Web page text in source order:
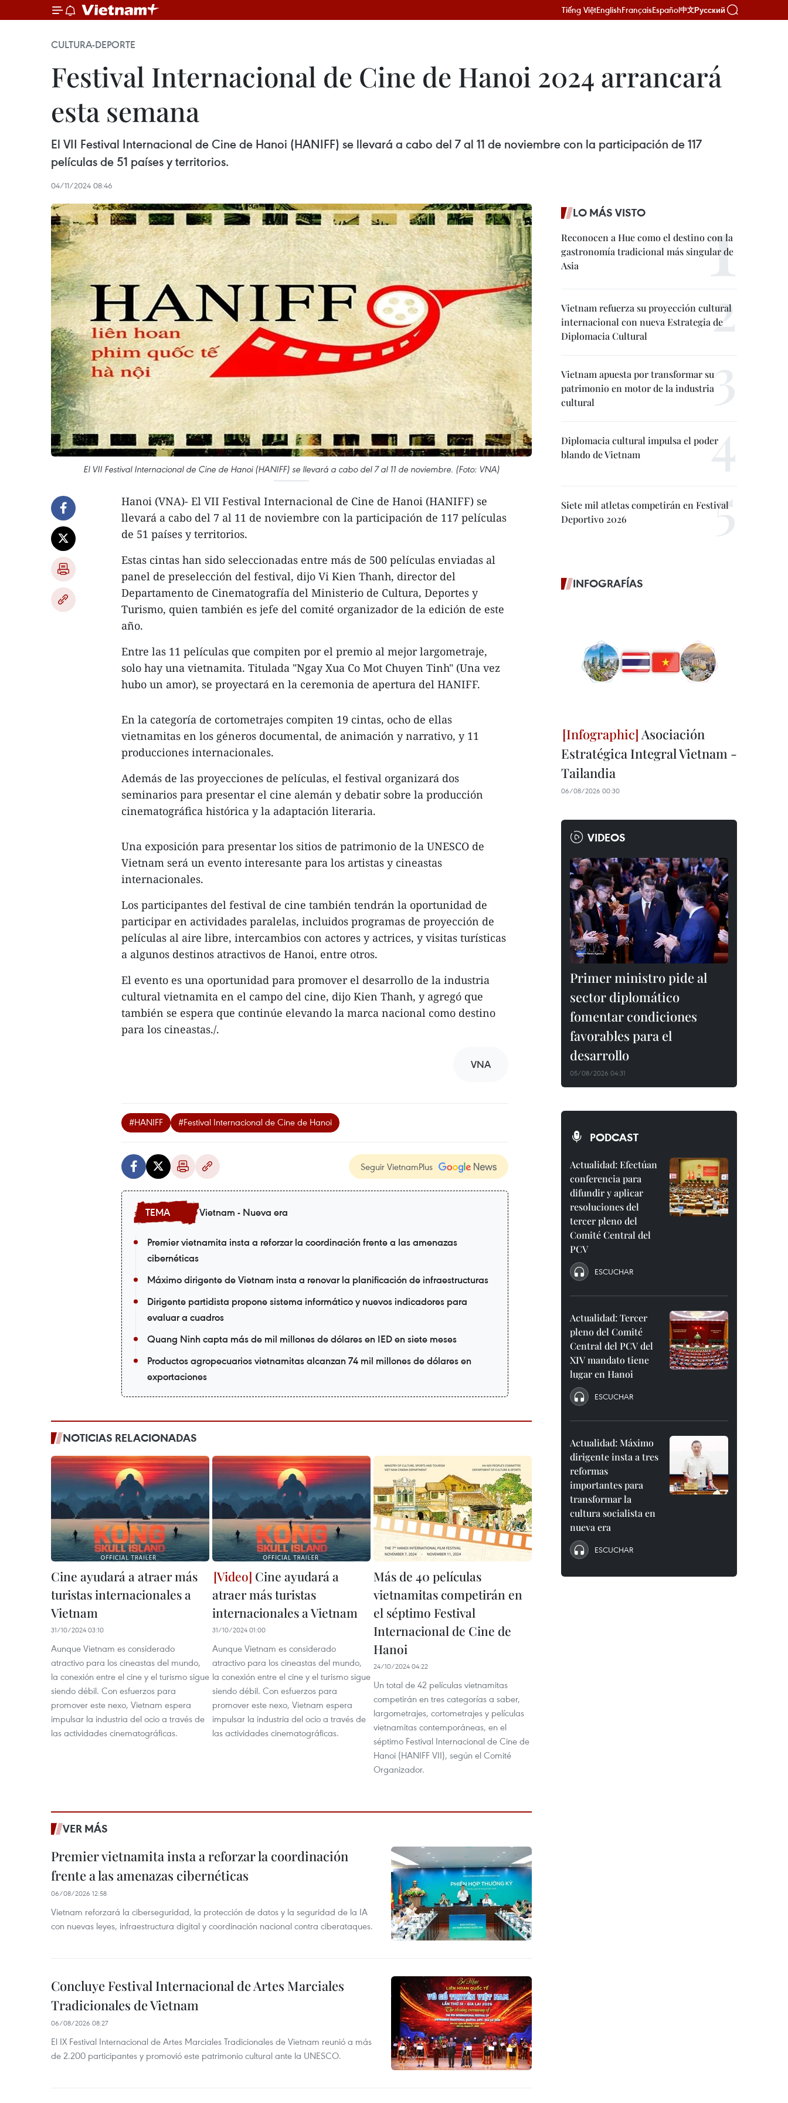
Tiếng ViệtEnglishFrançaisEspañol中文Русский
CULTURA-DEPORTE
Festival Internacional de Cine de Hanoi 2024 arrancará
esta semana
El VII Festival Internacional de Cine de Hanoi (HANIFF) se llevará a cabo del 7 al 11 de noviembre con la participación de 117
películas de 51 países y territorios.
04/11/2024 08:46
El VII Festival Internacional de Cine de Hanoi (HANIFF) se llevará a cabo del 7 al 11 de noviembre. (Foto: VNA)
Hanoi (VNA)- El VII Festival Internacional de Cine de Hanoi (HANIFF) se
llevará a cabo del 7 al 11 de noviembre con la participación de 117 películas
de 51 países y territorios.
Estas cintas han sido seleccionadas entre más de 500 películas enviadas al
panel de preselección del festival, dijo Vi Kien Thanh, director del
Departamento de Cinematografía del Ministerio de Cultura, Deportes y
Turismo, quien también es jefe del comité organizador de la edición de este
año.
Entre las 11 películas que compiten por el premio al mejor largometraje,
solo hay una vietnamita. Titulada "Ngay Xua Co Mot Chuyen Tinh" (Una vez
hubo un amor), se proyectará en la ceremonia de apertura del HANIFF.
En la categoría de cortometrajes compiten 19 cintas, ocho de ellas
vietnamitas en los géneros documental, de animación y narrativo, y 11
producciones internacionales.
Además de las proyecciones de películas, el festival organizará dos
seminarios para presentar el cine alemán y debatir sobre la producción
cinematográfica histórica y la adaptación literaria.
Una exposición para presentar los sitios de patrimonio de la UNESCO de
Vietnam será un evento interesante para los artistas y cineastas
internacionales.
Los participantes del festival de cine también tendrán la oportunidad de
participar en actividades paralelas, incluidos programas de proyección de
películas al aire libre, intercambios con actores y actrices, y visitas turísticas
a algunos destinos atractivos de Hanoi, entre otros.
El evento es una oportunidad para promover el desarrollo de la industria
cultural vietnamita en el campo del cine, dijo Kien Thanh, y agregó que
también se espera que continúe elevando la marca nacional como destino
para los cineastas./.
VNA
#HANIFF #Festival Internacional de Cine de Hanoi
Seguir VietnamPlus
Vietnam - Nueva era
Premier vietnamita insta a reforzar la coordinación frente a las amenazas
cibernéticas
Máximo dirigente de Vietnam insta a renovar la planificación de infraestructuras
Dirigente partidista propone sistema informático y nuevos indicadores para
evaluar a cuadros
Quang Ninh capta más de mil millones de dólares en IED en siete meses
Productos agropecuarios vietnamitas alcanzan 74 mil millones de dólares en
exportaciones
NOTICIAS RELACIONADAS
Cine ayudará a atraer más
turistas internacionales a
Vietnam
31/10/2024 03:10
Aunque Vietnam es considerado
atractivo para los cineastas del mundo,
la conexión entre el cine y el turismo sigue
siendo débil. Con esfuerzos para
promover este nexo, Vietnam espera
impulsar la industria del ocio a través de
las actividades cinematográficas.
Cine ayudará a
atraer más turistas
internacionales a Vietnam
31/10/2024 01:00
Aunque Vietnam es considerado
atractivo para los cineastas del mundo,
la conexión entre el cine y el turismo sigue
siendo débil. Con esfuerzos para
promover este nexo, Vietnam espera
impulsar la industria del ocio a través de
las actividades cinematográficas.
Más de 40 películas
vietnamitas competirán en
el séptimo Festival
Internacional de Cine de
Hanoi
24/10/2024 04:22
Un total de 42 películas vietnamitas
competirán en tres categorías a saber,
largometrajes, cortometrajes y películas
vietnamitas contemporáneas, en el
séptimo Festival Internacional de Cine de
Hanoi (HANIFF VII), según el Comité
Organizador.
VER MÁS
Premier vietnamita insta a reforzar la coordinación
frente a las amenazas cibernéticas
06/08/2026 12:58
Vietnam reforzará la ciberseguridad, la protección de datos y la seguridad de la IA
con nuevas leyes, infraestructura digital y coordinación nacional contra ciberataques.
Concluye Festival Internacional de Artes Marciales
Tradicionales de Vietnam
06/08/2026 08:27
El IX Festival Internacional de Artes Marciales Tradicionales de Vietnam reunió a más
de 2.200 participantes y promovió este patrimonio cultural ante la UNESCO.
LO MÁS VISTO
Reconocen a Hue como el destino con la
gastronomía tradicional más singular de
Asia
Vietnam refuerza su proyección cultural
internacional con nueva Estrategia de
Diplomacia Cultural
Vietnam apuesta por transformar su
patrimonio en motor de la industria
cultural
Diplomacia cultural impulsa el poder
blando de Vietnam
Siete mil atletas competirán en Festival
Deportivo 2026
INFOGRAFÍAS
Asociación
Estratégica Integral Vietnam -
Tailandia
06/08/2026 00:30
VIDEOS
Primer ministro pide al
sector diplomático
fomentar condiciones
favorables para el
desarrollo
05/08/2026 04:31
PODCAST
Actualidad: Efectúan
conferencia para
difundir y aplicar
resoluciones del
tercer pleno del
Comité Central del
PCV
ESCUCHAR
Actualidad: Tercer
pleno del Comité
Central del PCV del
XIV mandato tiene
lugar en Hanoi
ESCUCHAR
Actualidad: Máximo
dirigente insta a tres
reformas
importantes para
transformar la
cultura socialista en
nueva era
ESCUCHAR